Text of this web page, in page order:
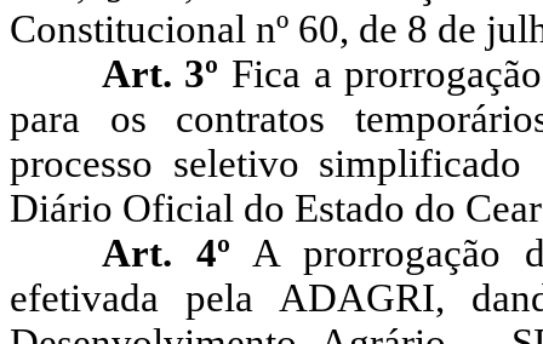
Constitucional nº 60, de 8 de
Art. 3º Fica a
para os contratos
processo seletivo
Diário Oficial do Estado do
Art. 4º A prorrogação
efetivada pela ADAGRI,